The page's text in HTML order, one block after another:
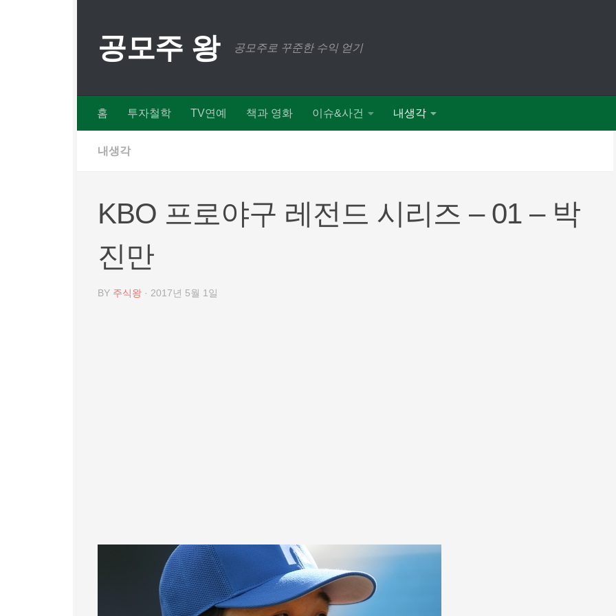
공모주 왕 공모주로 꾸준한 수익 얻기
홈 투자철학 TV연예 책과 영화 이슈&사건 내생각
내생각
KBO 프로야구 레전드 시리즈 – 01 – 박
진만
BY 주식왕 · 2017년 5월 1일